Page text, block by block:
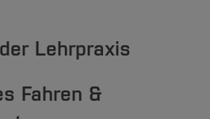
Lehrpraxis
Fahren &